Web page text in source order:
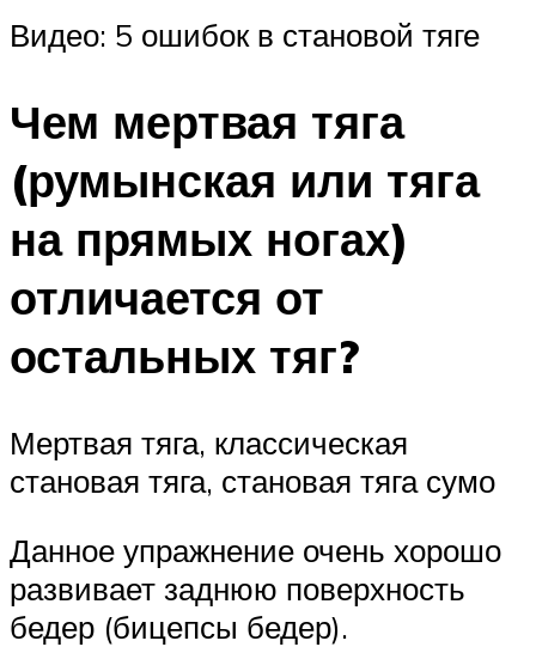
Видео: 5 ошибок в становой тяге
Чем мертвая тяга
(румынская или тяга
на прямых ногах)
отличается от
остальных тяг?
Мертвая тяга, классическая
становая тяга, становая тяга сумо
Данное упражнение очень хорошо
развивает заднюю поверхность
бедер (бицепсы бедер).